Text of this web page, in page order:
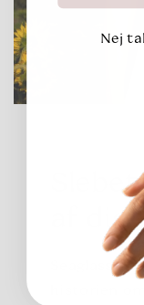
af dig
Seaglass
Nej